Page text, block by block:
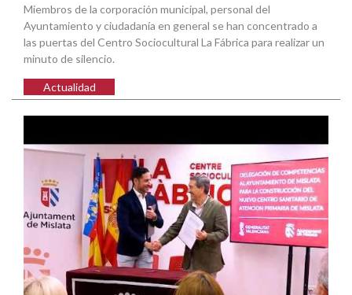
Miembros de la corporación municipal, personal del
Ayuntamiento y ciudadanía en general se han concentrado a
las puertas del Centro Sociocultural La Fábrica para realizar un
minuto de silencio.
Actualidad